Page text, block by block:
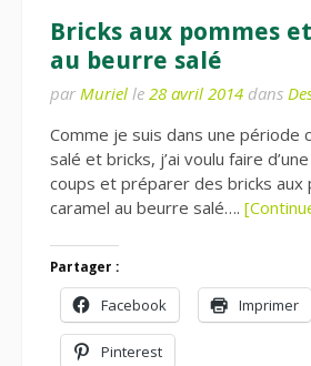
Bricks aux pommes
au beurre salé
par Muriel le 28 avril 2014 dans
Comme je suis dans une période
salé et bricks, j’ai voulu faire
coups et préparer des bricks aux
caramel au beurre salé….
Partager :
Facebook Imprimer
Pinterest